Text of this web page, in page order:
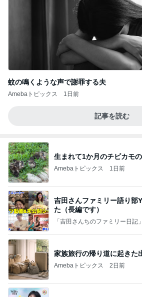
蚊の鳴くような声で謝罪する夫
Amebaトピックス 1日前
記事を読む
生まれて1か月のチビカモ
Amebaトピックス 1日前
吉田さんファミリー語り部
た（長編です）
「吉田さんちのファミリー日記
家族旅行の帰り道に起きた
Amebaトピックス 2日前